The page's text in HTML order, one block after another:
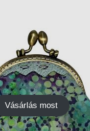
Vásárlás most